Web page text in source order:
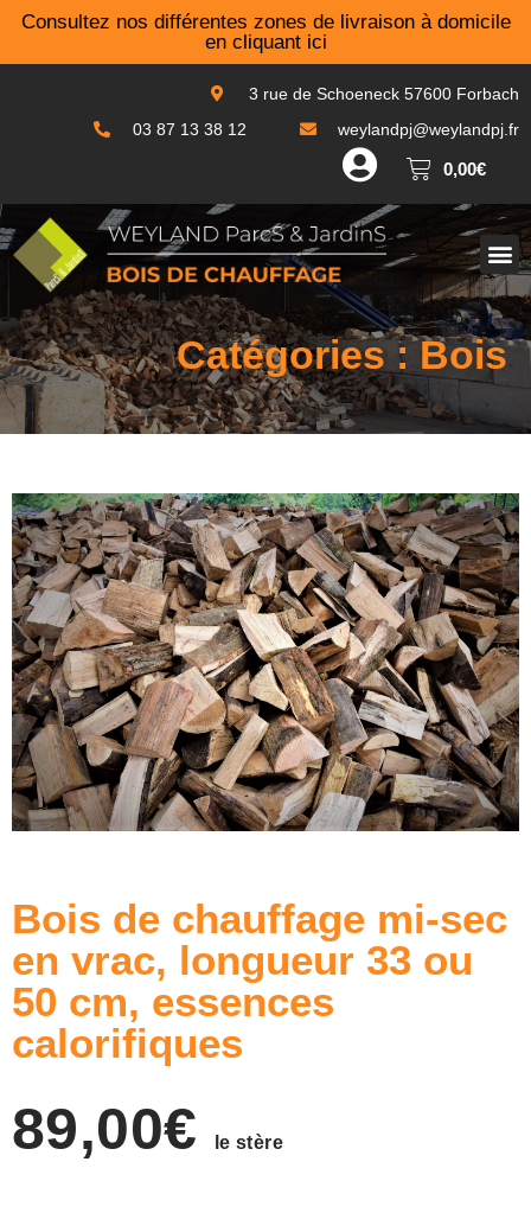
Consultez nos différentes zones de livraison à domicile
en cliquant ici
3 rue de Schoeneck 57600 Forbach
03 87 13 38 12
weylandpj@weylandpj.fr
0,00€
Catégories :Bois
Bois de chauffage mi-sec
en vrac, longueur 33 ou
50 cm, essences
calorifiques
89,00€ le stère